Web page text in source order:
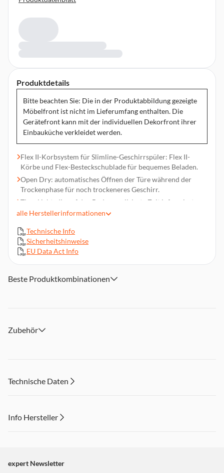
Produktdetails
Bitte beachten Sie: Die in der Produktabbildung gezeigte
Möbelfront ist nicht im Lieferumfang enthalten. Die
Gerätefront kann mit der individuellen Dekorfront ihrer
Einbauküche verkleidet werden.
Flex II-Korbsystem für Slimline-Geschirrspüler: Flex II-
Körbe und Flex-Besteckschublade für bequemes Beladen.
Open Dry: automatisches Öffnen der Türe während der
Trockenphase für noch trockeneres Geschirr.
Time Light: die auf den Boden projizierte Zeit informiert
über die verbleibende Programmdauer.
Wasserverbrauch pro Betriebszyklus: 8,7 l,
Betriebsgeräusch: 44 dB(A)
Besteckschublade
10 Maßgedecke
Abmessungen (HxBxT): ca. 81,5 x 44,8 x 55 cm, Gewicht:
alle Herstellerinformationen
Technische Info
Sicherheitshinweise
EU Data Act Info
Beste Produktkombinationen
Zubehör
Technische Daten
Info Hersteller
"Marketing".
expert Newsletter